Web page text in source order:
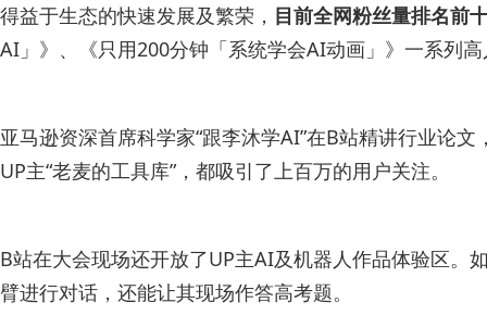
得益于生态的快速发展及繁荣， 目前全网粉丝量排名前
AI」》、《只用200分钟「系统学会AI动画」》一系列
亚马逊资深首席科学家“跟李沐学AI”在B站精讲行业论
UP主“老麦的工具库”，都吸引了上百万的用户关注。
B站在大会现场还开放了UP主AI及机器人作品体验区。
臂进行对话，还能让其现场作答高考题。